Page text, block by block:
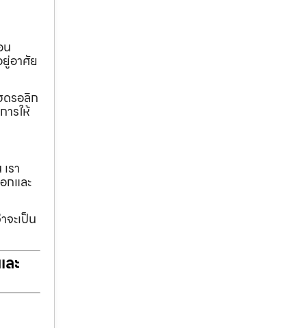
น
ยู่อาศัย
ดรอลิก
ารให้
รา
กและ
ะเป็น
ะ